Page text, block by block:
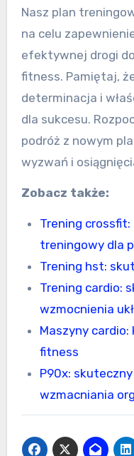
Nasz plan
na celu
efektywnej drogi
fitness. Pamiętaj,
determinacja i
dla sukcesu.
podróż z nowym
wyzwań i
Zobacz także:
Trening
treningowy dla
Trening hst:
Trening cardio:
wzmocnienia
Maszyny
fitness
P90x:
wzmacniania